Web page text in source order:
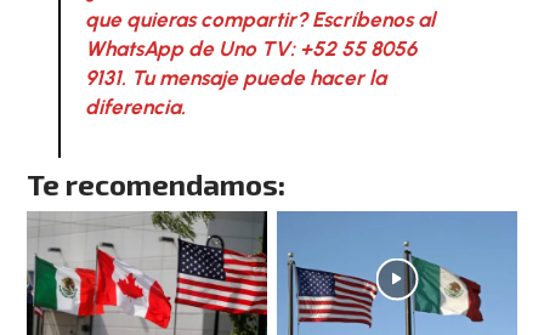
que quieras compartir? Escríbenos al
WhatsApp de Uno TV: +52 55 8056
9131. Tu mensaje puede hacer la
diferencia.
Te recomendamos: